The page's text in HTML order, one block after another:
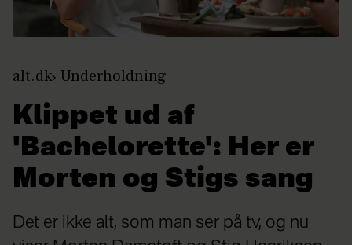
alt.dk Underholdning
Klippet ud af
'Bachelorette': Her er
Morten og Stigs sang
Det er ikke alt, som man ser på tv, og nu